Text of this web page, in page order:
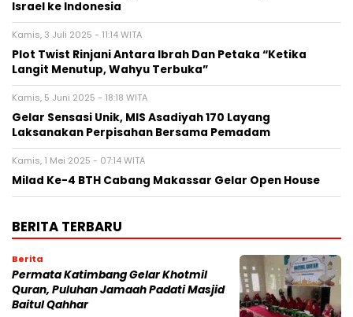
Israel ke Indonesia
Kamis, 3 Juli 2025 - 11:14 WITA
Plot Twist Rinjani Antara Ibrah Dan Petaka “Ketika
Langit Menutup, Wahyu Terbuka”
Kamis, 5 Juni 2025 - 18:18 WITA
Gelar Sensasi Unik, MIS Asadiyah 170 Layang
Laksanakan Perpisahan Bersama Pemadam
Kamis, 1 Mei 2025 - 07:14 WITA
Milad Ke-4 BTH Cabang Makassar Gelar Open House
BERITA TERBARU
Berita
Permata Katimbang Gelar Khotmil
Quran, Puluhan Jamaah Padati Masjid
Baitul Qahhar